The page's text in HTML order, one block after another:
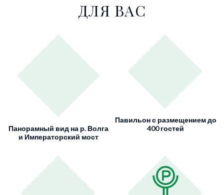
ДЛЯ ВАС
Панорамный вид на р. Волга
и Императорский мост
Павильон с размещением до
400 гостей